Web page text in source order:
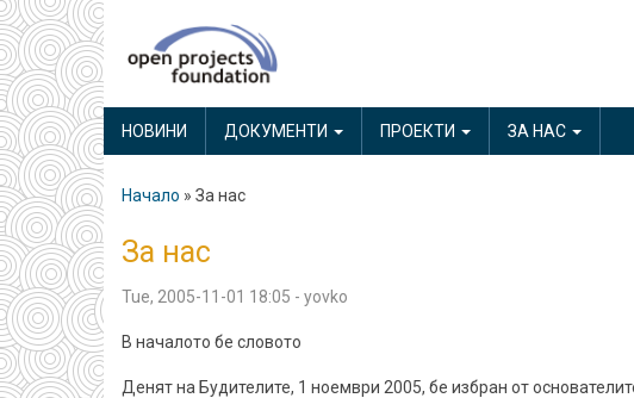
Skip
to
main
content
MAIN
NAVIGATION
НОВИНИ ДОКУМЕНТИ ПРОЕКТИ ЗА НАС
Начало За нас
За нас
Tue, 2005-11-01 18:05 - yovko
В началото бе словото
Денят на Будителите, 1 ноември 2005, бе избран от